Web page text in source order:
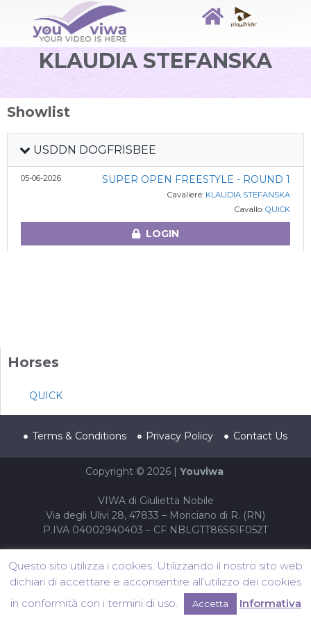
KLAUDIA STEFANSKA
Showlist
USDDN DOGFRISBEE
05-06-2026 SUPER OPEN FREESTYLE - ROUND 1
Cavaliere: KLAUDIA STEFANSKA
Cavallo: QUICK
LOGIN
Horses
QUICK
Terms & Conditions Privacy Policy Contact Us
Copyright © 2026 | Youviwa
VIWA di Giulietta Nobile
Via degli Ulivi 28, 47833 – Moriciano di R. (RN)
P.IVA 04002940403 – CF NBLGTT86S61F052T
Questo sito utilizza i cookies. Utilizzando il nostro sito web
dichiari di accettare e acconsentire all’utilizzo dei cookies
in conformità con i termini di uso.
Accetta Informativa